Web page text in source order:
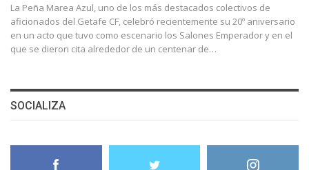
La Peña Marea Azul, uno de los más destacados colectivos de
aficionados del Getafe CF, celebró recientemente su 20º aniversario
en un acto que tuvo como escenario los Salones Emperador y en el
que se dieron cita alrededor de un centenar de…
SOCIALIZA